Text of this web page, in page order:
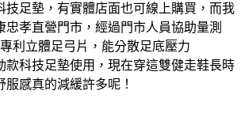
技足墊，有實體店面也可線上購買，而我
忠孝直營門市，經過門市人員協助量測
利立體足弓片，能分散足底壓力
款科技足墊使用，現在穿這雙健走鞋長時
感真的減緩許多呢！